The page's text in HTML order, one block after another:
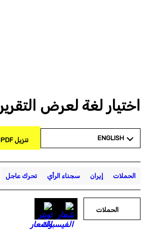
اختيار لغة لعرض التقرير
ENGLISH تنزيل PDF
الحملات إيران سجناء الرأي تحرك عاجل
الحملات